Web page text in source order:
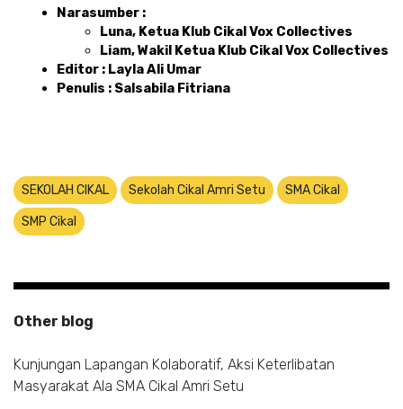
Narasumber :
Luna, Ketua Klub Cikal Vox Collectives
Liam, Wakil Ketua Klub Cikal Vox Collectives
Editor : Layla Ali Umar
Penulis : Salsabila Fitriana
SEKOLAH CIKAL Sekolah Cikal Amri Setu SMA Cikal
SMP Cikal
Other blog
Kunjungan Lapangan Kolaboratif, Aksi Keterlibatan
Masyarakat Ala SMA Cikal Amri Setu